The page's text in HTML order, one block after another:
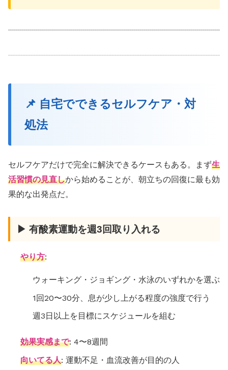
📌 自宅でできるセルフケア・対
処法
セルフケアだけで完全に解決できるケースもある。まず生
活習慣の見直しから始めることが、朝立ちの回復に最も効
果的な出発点だ。
▶ 有酸素運動を週3回取り入れる
やり方:
ウォーキング・ジョギング・水泳のいずれかを選ぶ
1回20〜30分、息が少し上がる程度の強度で行う
週3日以上を目標にスケジュールを組む
効果実感まで: 4〜8週間
向いてる人: 運動不足・血流改善が目的の人